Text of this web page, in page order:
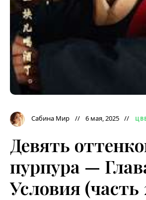
Сабина Мир 6 мая, 2025
Девять
пурпура —
Условия (часть